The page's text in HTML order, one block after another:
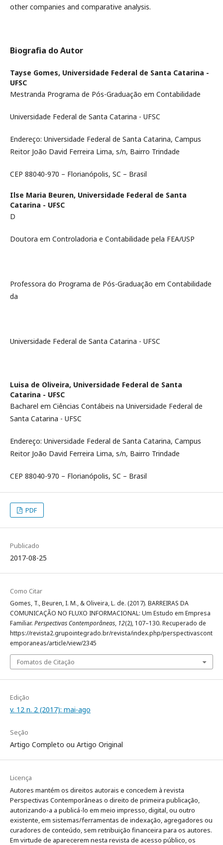
other companies and comparative analysis.
Biografia do Autor
Tayse Gomes, Universidade Federal de Santa Catarina -
UFSC
Mestranda Programa de Pós-Graduação em Contabilidade
Universidade Federal de Santa Catarina - UFSC
Endereço: Universidade Federal de Santa Catarina, Campus
Reitor João David Ferreira Lima, s/n, Bairro Trindade
CEP 88040-970 – Florianópolis, SC – Brasil
Ilse Maria Beuren, Universidade Federal de Santa
Catarina - UFSC
D
Doutora em Controladoria e Contabilidade pela FEA/USP
Professora do Programa de Pós-Graduação em Contabilidade
da
Universidade Federal de Santa Catarina - UFSC
Luisa de Oliveira, Universidade Federal de Santa
Catarina - UFSC
Bacharel em Ciências Contábeis na Universidade Federal de
Santa Catarina - UFSC
Endereço: Universidade Federal de Santa Catarina, Campus
Reitor João David Ferreira Lima, s/n, Bairro Trindade
CEP 88040-970 – Florianópolis, SC – Brasil
PDF
Publicado
2017-08-25
Como Citar
Gomes, T., Beuren, I. M., & Oliveira, L. de. (2017). BARREIRAS DA
COMUNICAÇÃO NO FLUXO INFORMACIONAL: Um Estudo em Empresa
Familiar. Perspectivas Contemporâneas, 12(2), 107–130. Recuperado de
https://revista2.grupointegrado.br/revista/index.php/perspectivascont
emporaneas/article/view/2345
Fomatos de Citação
Edição
v. 12 n. 2 (2017): mai-ago
Seção
Artigo Completo ou Artigo Original
Licença
Autores mantém os direitos autorais e concedem à revista
Perspectivas Contemporâneas o direito de primeira publicação,
autorizando-a a publicá-lo em meio impresso, digital, ou outro
existente, em sistemas/ferramentas de indexação, agregadores ou
curadores de conteúdo, sem retribuição financeira para os autores.
Em virtude de aparecerem nesta revista de acesso público, os